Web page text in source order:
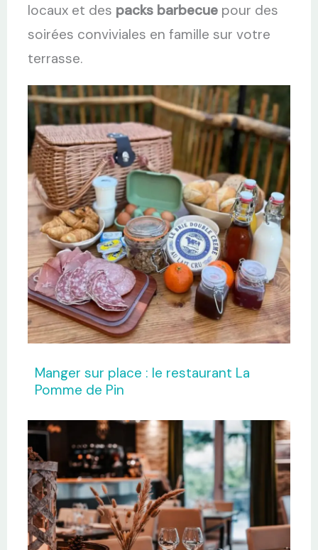
locaux et des packs barbecue pour des
soirées conviviales en famille sur votre
terrasse.
Manger sur place : le restaurant La
Pomme de Pin